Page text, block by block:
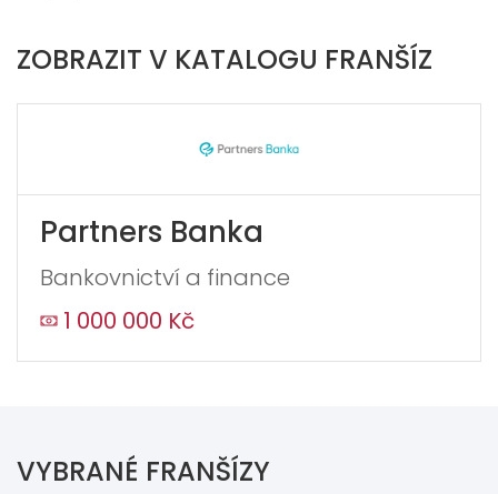
ZOBRAZIT V KATALOGU FRANŠÍZ
Partners Banka
Bankovnictví a finance
1 000 000 Kč
VYBRANÉ FRANŠÍZY